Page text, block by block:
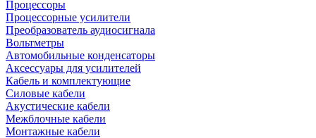
Процессоры
Процессорные усилители
Преобразователь аудиосигнала
Вольтметры
Автомобильные конденсаторы
Аксессуары для усилителей
Кабель и комплектующие
Силовые кабели
Акустические кабели
Межблочные кабели
Монтажные кабели